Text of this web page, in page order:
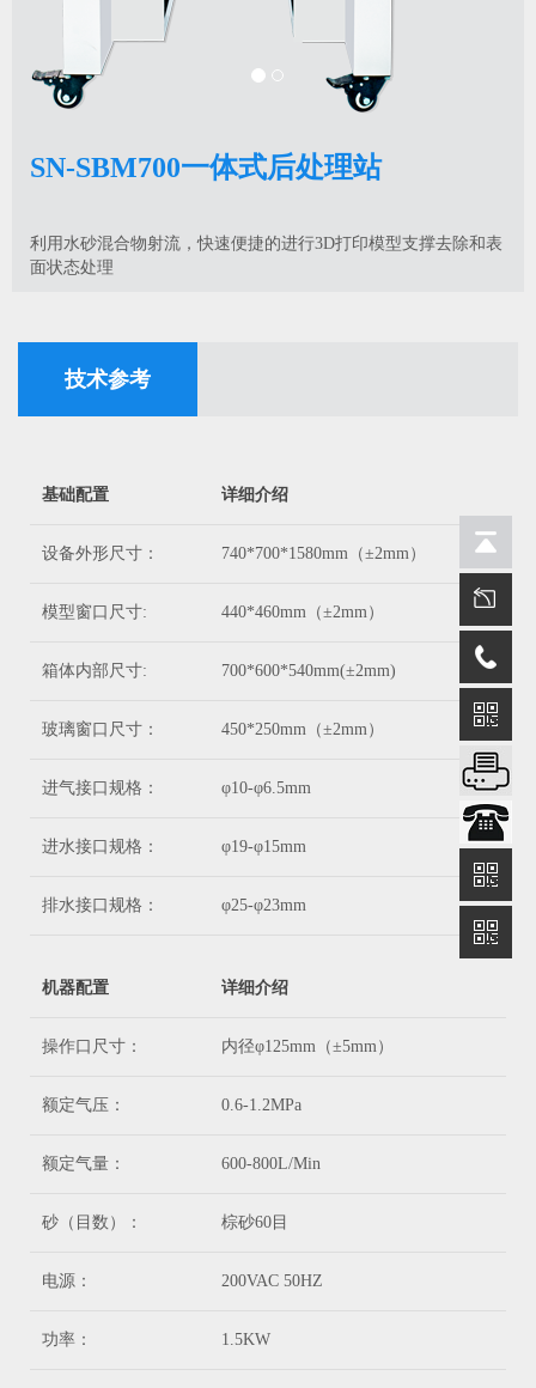
SN-SBM700一体式后处理站
利用水砂混合物射流，快速便捷的进行3D打印模型支撑去除和表
面状态处理
技术参考
基础配置 详细介绍
设备外形尺寸： 740*700*1580mm（±2mm）
模型窗口尺寸: 440*460mm（±2mm）
箱体内部尺寸: 700*600*540mm(±2mm)
玻璃窗口尺寸： 450*250mm（±2mm）
进气接口规格： φ10-φ6.5mm
进水接口规格： φ19-φ15mm
排水接口规格： φ25-φ23mm
机器配置 详细介绍
操作口尺寸： 内径φ125mm（±5mm）
额定气压： 0.6-1.2MPa
额定气量： 600-800L/Min
砂（目数）： 棕砂60目
电源： 200VAC 50HZ
功率： 1.5KW